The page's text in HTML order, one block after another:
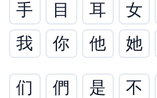
手
目 耳 女
我
你 他 她
们 們 是 不